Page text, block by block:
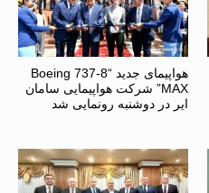
هواپیمای جدید “Boeing 737-8
MAX” شرکت هواپیمایی سامان
ایر در دوشنبه رونمایی شد